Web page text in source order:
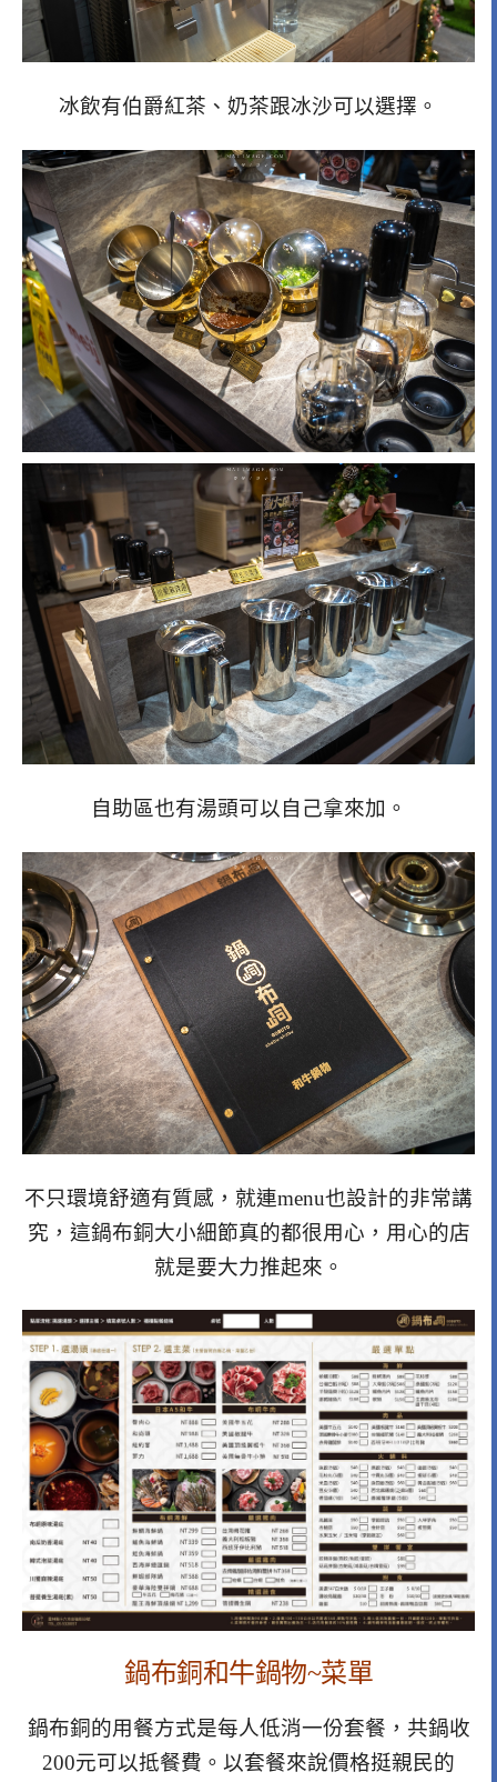
冰飲有伯爵紅茶、奶茶跟冰沙可以選擇。
自助區也有湯頭可以自己拿來加。
不只環境舒適有質感，就連menu也設計的非常講
究，這鍋布銅大小細節真的都很用心，用心的店
就是要大力推起來。
鍋布銅和牛鍋物~菜單
鍋布銅的用餐方式是每人低消一份套餐，共鍋收
200元可以抵餐費。以套餐來說價格挺親民的